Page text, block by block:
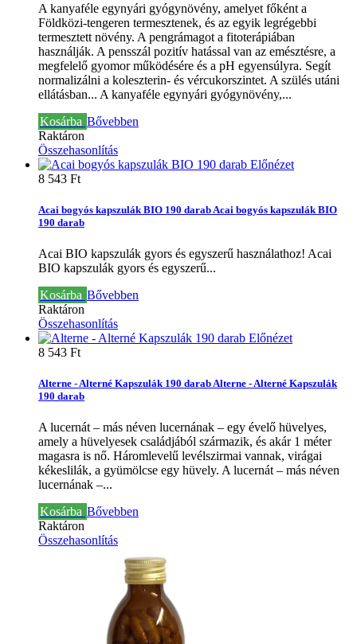
A kanyaféle egynyári gyógynövény, amelyet főként a
Földközi-tengeren termesztenek, és az egyik legrégebbi
termesztett növény. A pengrámagot a fitoterápiában
használják. A pensszál pozitív hatással van az emésztésre, a
megfelelő gyomor működésére és a pH egyensúlyra. Segít
normalizálni a koleszterin- és vércukorszintet. A szülés utáni
ellátásban... A kanyaféle egynyári gyógynövény,...
Kosárba Bővebben
Raktáron
Összehasonlítás
Előnézet
8 543 Ft‎
Acai bogyós kapszulák BIO 190 darab Acai bogyós kapszulák BIO
190 darab
Acai BIO kapszulák gyors és egyszerű használathoz! Acai
BIO kapszulák gyors és egyszerű...
Kosárba Bővebben
Raktáron
Összehasonlítás
Előnézet
8 543 Ft‎
Alterne - Alterné Kapszulák 190 darabAlterne - Alterné Kapszulák
190 darab
A lucernát – más néven lucernának – egy évelő hüvelyes,
amely a hüvelyesek családjából származik, és akár 1 méter
magasra is nő. Háromlevelű levélszirmai vannak, virágai
kékeslilák, a gyümölcse egy hüvely. A lucernát – más néven
lucernának –...
Kosárba Bővebben
Raktáron
Összehasonlítás